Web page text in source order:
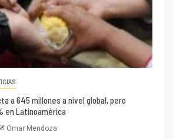
a 645 millones a nivel global, pero
en Latinoamérica
Omar Mendoza